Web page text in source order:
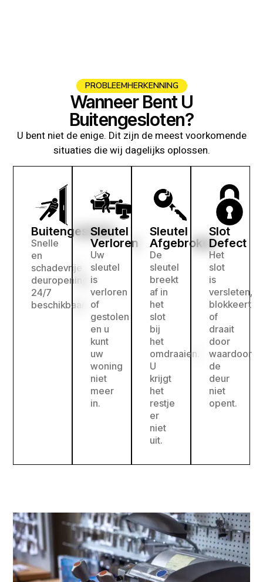
PROBLEEMHERKENNING
Wanneer Bent U
Buitengesloten?
U bent niet de enige. Dit zijn de meest voorkomende
situaties die wij dagelijks oplossen.
Buitengesloten
Snelle
en
schadevrije
deuropening,
24/7
beschikbaar.
Sleutel
Verloren
Uw
sleutel
is
verloren
of
gestolen
en u
kunt
uw
woning
niet
meer
in.
Sleutel
Afgebroken
De
sleutel
breekt
af in
het
slot
bij
het
omdraaien.
U
krijgt
het
restje
er
niet
uit.
Slot
Defect
Het
slot
is
versleten,
blokkeert
of
draait
door
waardoor
de
deur
niet
opent.